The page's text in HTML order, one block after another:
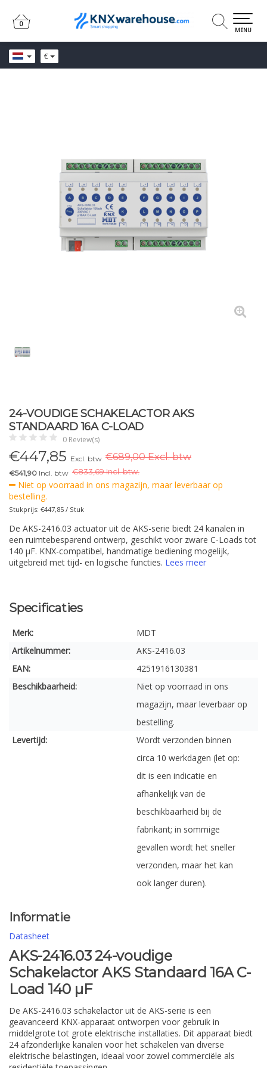
€
0
0
MENU
24-VOUDIGE SCHAKELACTOR AKS
STANDAARD 16A C-LOAD
0 Review(s)
€447,85 Excl. btw €689,00 Excl. btw
€541,90 Incl. btw €833,69 Incl. btw.
Niet op voorraad in ons magazijn, maar leverbaar op
bestelling.
Stukprijs: €447,85 / Stuk
De AKS-2416.03 actuator uit de AKS-serie biedt 24 kanalen in
een ruimtebesparend ontwerp, geschikt voor zware C-Loads tot
140 µF. KNX-compatibel, handmatige bediening mogelijk,
uitgebreid met tijd- en logische functies. Lees meer
Specificaties
Merk:
MDT
Artikelnummer:
AKS-2416.03
EAN:
4251916130381
Beschikbaarheid:
Niet op voorraad in ons
magazijn, maar leverbaar op
bestelling.
Levertijd:
Wordt verzonden binnen
circa 10 werkdagen (let op:
dit is een indicatie en
afhankelijk van de
beschikbaarheid bij de
fabrikant; in sommige
gevallen wordt het sneller
verzonden, maar het kan
ook langer duren).
Informatie
Datasheet
AKS-2416.03 24-voudige
Schakelactor AKS Standaard 16A C-
Load 140 µF
De AKS-2416.03 schakelactor uit de AKS-serie is een
geavanceerd KNX-apparaat ontworpen voor gebruik in
middelgrote tot grote elektrische installaties. Dit apparaat biedt
24 afzonderlijke kanalen voor het schakelen van diverse
elektrische belastingen, ideaal voor zowel commerciële als